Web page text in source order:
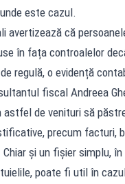
este cazul.
avertizează că
în fața controalelor
regulă, o evidență
fiscal Andreea
astfel de venituri să
precum facturi,
și un fișier simplu,
poate fi util în